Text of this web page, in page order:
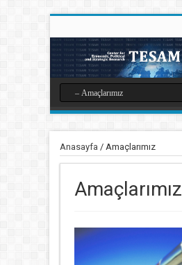
Anasayfa / Amaçlarımız
Amaçlarımız